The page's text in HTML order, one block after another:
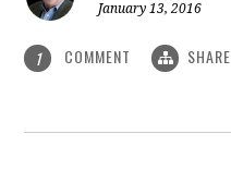
January 13, 2016
1 COMMENT SHARE